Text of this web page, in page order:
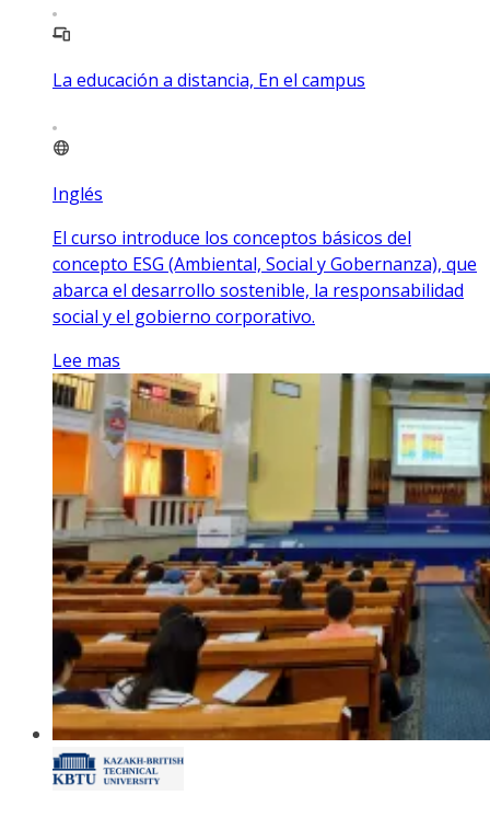
La educación a distancia, En el campus
Inglés
El curso introduce los conceptos básicos del
concepto ESG (Ambiental, Social y Gobernanza), que
abarca el desarrollo sostenible, la responsabilidad
social y el gobierno corporativo.
Lee mas